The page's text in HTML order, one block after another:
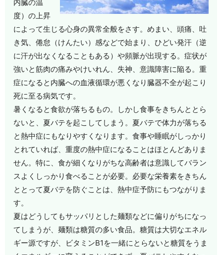
内臓の温
度）の上昇
によって生じる心身の異常全般をさす。めまい、頭痛、吐
き気、倦怠（けんたい）感などで始まり、ひどい発汗（逆
に汗が出なくなることもある）や頻脈が出現する。症状が
強いと筋肉の痛みやけいれん、失神、意識障害に陥る。重
症になると内臓への血液循環が悪くなり臓器不全が起こり
死に至る病気です。
暑くなると食欲が落ちるもの。しかし食事をきちんととら
ないと、夏バテを起こしてしまう。夏バテで体力が落ちる
と熱中症にもなりやすくなります。食事や睡眠がしっかり
とれていれば、重度の熱中症になることはほとんどありま
せん。特に、食が細くなりがちな高齢者は意識してバラン
スよくしっかり食べることが必要。必要な栄養素をきちん
ととって夏バテを防ぐことは、熱中症予防にもつながりま
す。
夏はどうしてもサッパリとした麺類などに偏りがちになっ
てしまうが、麺類は糖質の多い食品。糖質は大切なエネル
ギー源ですが、ビタミンB1を一緒にとらないと糖質をうま